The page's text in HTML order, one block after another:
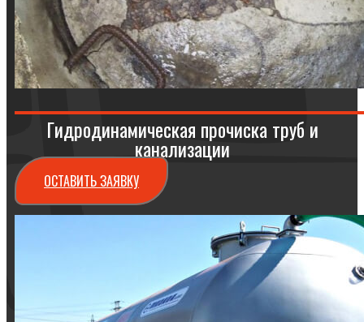
Гидродинамическая прочиска труб и
канализации
ОСТАВИТЬ ЗАЯВКУ